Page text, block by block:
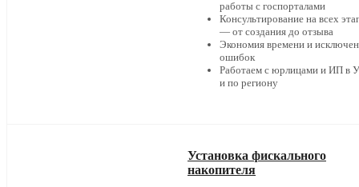
работы с госпорталами
Консультирование на всех
— от создания до отзыва
Экономия времени и
ошибок
Работаем с юрлицами и ИП в
и по региону
Установка фискального
накопителя